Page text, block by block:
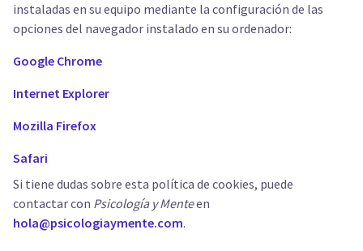
instaladas en su equipo mediante la configuración de las
opciones del navegador instalado en su ordenador:
Google Chrome
Internet Explorer
Mozilla Firefox
Safari
Si tiene dudas sobre esta política de cookies, puede
contactar con Psicología y Menteen
hola@psicologiaymente.com.